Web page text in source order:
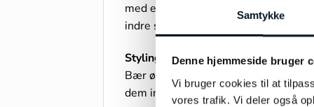
Samtykke
Denne hjemmeside bruger
Vi bruger cookies til at
vores trafik. Vi deler også
med en let, organisk glød. Hvert
indre styrke – et stykke dansk
Styling
Bær øreringene alene for et
dem indgå naturligt i alt fra